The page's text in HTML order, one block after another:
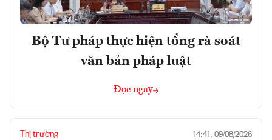
Bộ Tư pháp thực hiện tổng rà soát
văn bản pháp luật
Đọc ngay
Thị trường 14:41, 09/08/2026